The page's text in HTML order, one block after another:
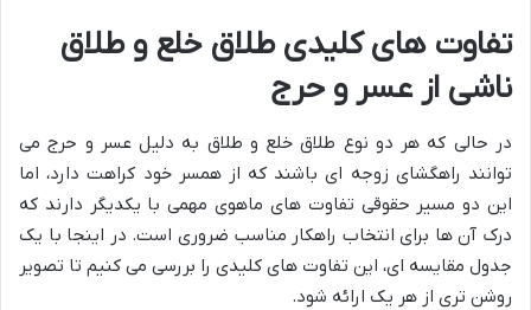
تفاوت های کلیدی طلاق خلع و طلاق
ناشی از عسر و حرج
در حالی که هر دو نوع طلاق خلع و طلاق به دلیل عسر و حرج می
توانند راهگشای زوجه ای باشند که از همسر خود کراهت دارد، اما
این دو مسیر حقوقی تفاوت های ماهوی مهمی با یکدیگر دارند که
درک آن ها برای انتخاب راهکار مناسب ضروری است. در اینجا با یک
جدول مقایسه ای، این تفاوت های کلیدی را بررسی می کنیم تا تصویر
روشن تری از هر یک ارائه شود.